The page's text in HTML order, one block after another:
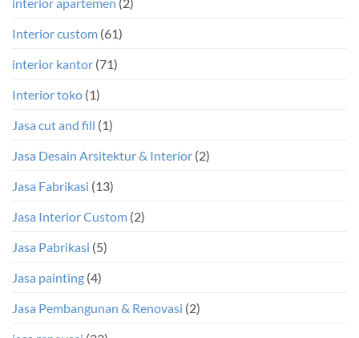
Interior custom (61)
interior kantor (71)
Interior toko (1)
Jasa cut and fill (1)
Jasa Desain Arsitektur & Interior (2)
Jasa Fabrikasi (13)
Jasa Interior Custom (2)
Jasa Pabrikasi (5)
Jasa painting (4)
Jasa Pembangunan & Renovasi (2)